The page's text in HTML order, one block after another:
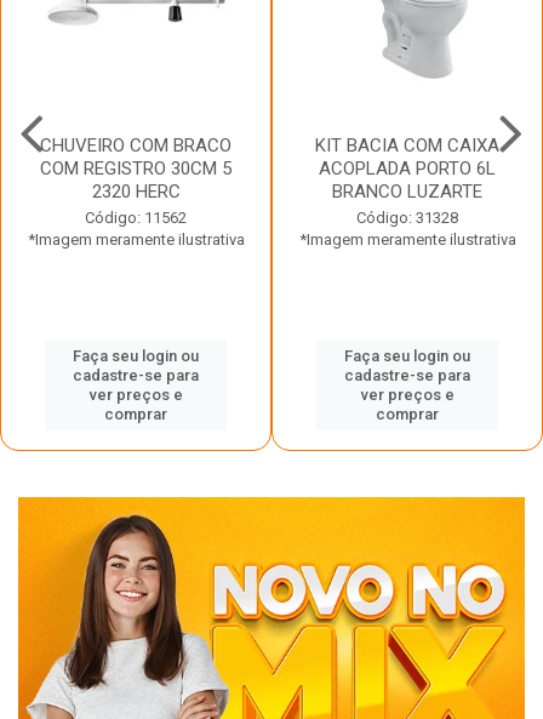
CHUVEIRO COM BRACO
COM REGISTRO 30CM 5
2320 HERC
Código: 11562
*Imagem meramente ilustrativa
Faça seu login ou
cadastre-se para
ver preços e
comprar
KIT BACIA COM CAIXA
ACOPLADA PORTO 6L
BRANCO LUZARTE
Código: 31328
*Imagem meramente ilustrativa
Faça seu login ou
cadastre-se para
ver preços e
comprar